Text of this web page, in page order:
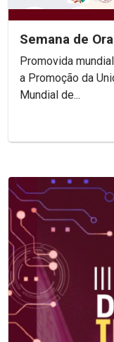
Semana de
Promovida
a Promoção da
Mundial de...